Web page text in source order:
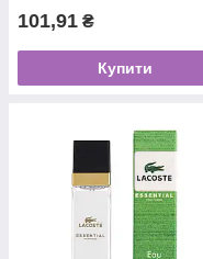
101,91 ₴
Купити